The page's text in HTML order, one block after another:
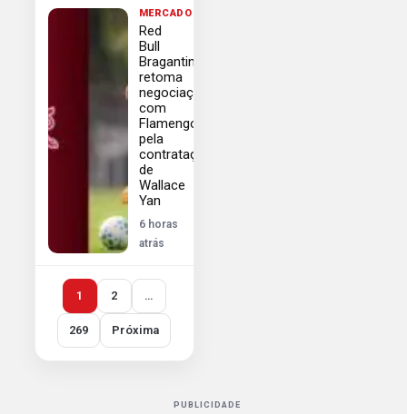
MERCADO
Red
Bull
Bragantino
retoma
negociações
com
Flamengo
pela
contratação
de
Wallace
Yan
6 horas
atrás
1 2 …
269 Próxima
PUBLICIDADE